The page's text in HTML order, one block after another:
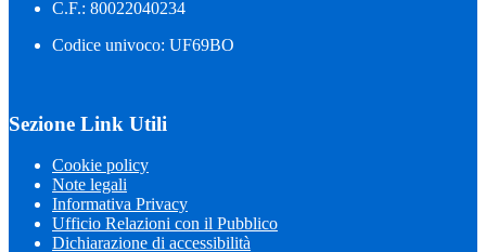
C.F.: 80022040234
Codice univoco: UF69BO
Sezione Link Utili
Cookie policy
Note legali
Informativa Privacy
Ufficio Relazioni con il Pubblico
Dichiarazione di accessibilità